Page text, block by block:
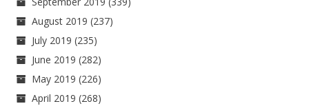
August 2019 (237)
July 2019 (235)
June 2019 (282)
May 2019 (226)
April 2019 (268)